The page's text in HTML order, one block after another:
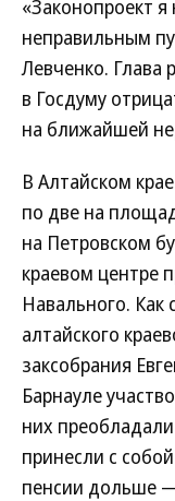
«Законопроект
неправильным
Левченко. Глава
в Госдуму
на ближайшей
В Алтайском
по две на
на Петровском
краевом центре
Навального. Как
алтайского
заксобрания
Барнауле
них
принесли с
пенсии дольше